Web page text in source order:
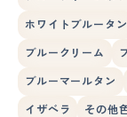
ホワイトブルータン
ブルークリーム
ブルーマールタン
イザベラ その他